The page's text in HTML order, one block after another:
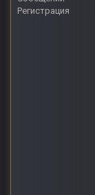
Регистрация